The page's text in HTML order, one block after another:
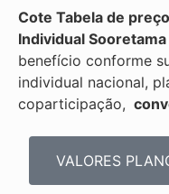
Cote Tabela de
Individual Sooretama
benefício conforme
individual nacional,
coparticipação,
VALORES